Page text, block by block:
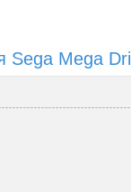
Sega Mega